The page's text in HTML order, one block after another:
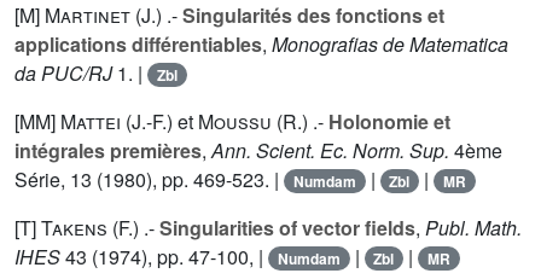
[M] Martinet (J.) .-Singularités des fonctions et
applications différentiables, Monografias de Matematica
da PUC/RJ 1. | Zbl
[MM] Mattei (J.-F.) et Moussu (R.) .- Holonomie et
intégrales premières,Ann. Scient. Ec. Norm. Sup. 4ème
Série, 13 (1980), pp. 469-523. | Numdam | Zbl | MR
[T]Takens (F.) .-Singularities of vector fields, Publ. Math.
IHES43 (1974), pp. 47-100, | Numdam | Zbl | MR